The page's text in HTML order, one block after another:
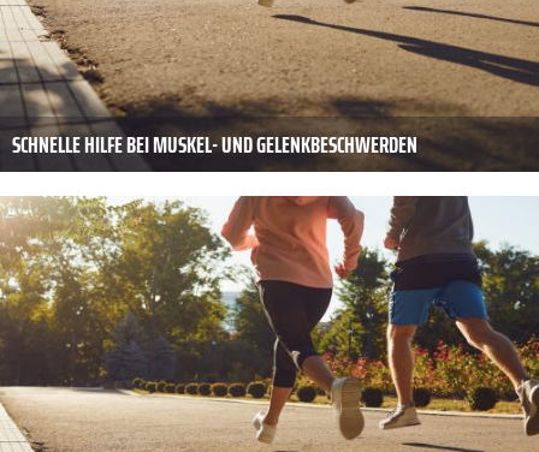
SCHNELLE HILFE BEI MUSKEL- UND GELENKBESCHWERDEN